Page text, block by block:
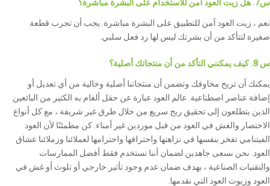
س7. هل زيت العود آمن للاستخدام على البشرة مباشرة؟
نعم ، زيت العود آمن للتطبيق على البشرة مباشرة. يجب أن تجرب قطعة
صغيرة لتتأكد من أن بشرتك ليس لها رد فعل سلبي.
س 8. كيف يمكنني التأكد من أن منتجاتك أصلية؟
يمكنك أن تريح مخاوفك وتضمن أن منتجاتنا أصلية وخالية من أي تعديل أو
إضافة عناصر اصطناعية. عالم العود عبارة عن حقل ألغام به الكثير من البائعين
الذين يتطلعون إلى تحقيق ربح سريع من خلال طرق غير شريفة ، مع كل أنواع
الاختصار والغش في العود من قبل موردين غير أمناء. كن مطمئنًا لأن العود
الفيتنامي تفخر بنفسها في نزاهتها واحترافها واحترامها لعملائنا وزملائنا عشاق
العود. نحن نسعى جاهدين لضمان أننا نستخدم فقط أفضل الممارسات
والتقنيات الصناعية ، بهدف ضمان عدم وجود تأثير خارجي أو تلوث أو غش في
العود وزيوت العود التي نقدمها.